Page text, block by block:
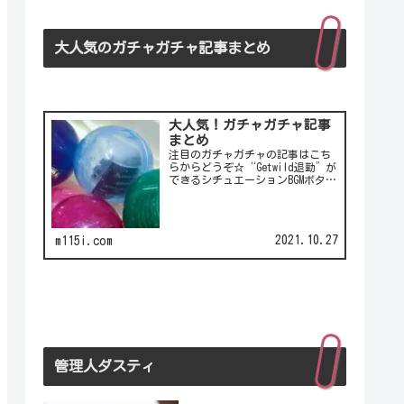
大人気のガチャガチャ記事まとめ
大人気！ガチャガチャ記事
まとめ
注目のガチャガチャの記事はこち
らからどうぞ☆“Getwild退勤”が
できるシチュエーションBGMボタ
m115i.com 2021.10.27
管理人ダスティ